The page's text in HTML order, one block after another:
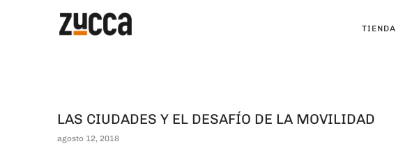
TIENDA
LAS CIUDADES Y EL DESAFÍO DE LA MOVILIDAD
agosto 12, 2018